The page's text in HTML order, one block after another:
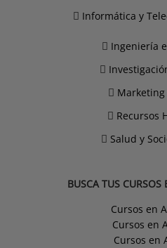
Informática y
Ingeniería
Marketing
Recursos
Salud y
BUSCA TUS
Cursos en
Cursos en
Cursos en